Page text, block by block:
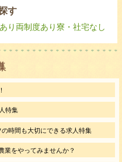
す
り 両制度あり寮・社宅なし
特集
時間も大切にできる求人特集
業をやってみませんか？